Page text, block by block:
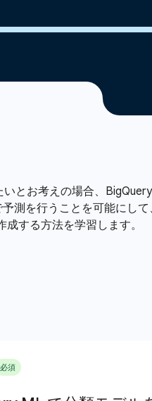
とお考えの場合、
測を行うことを可能にし
する方法を学習します。